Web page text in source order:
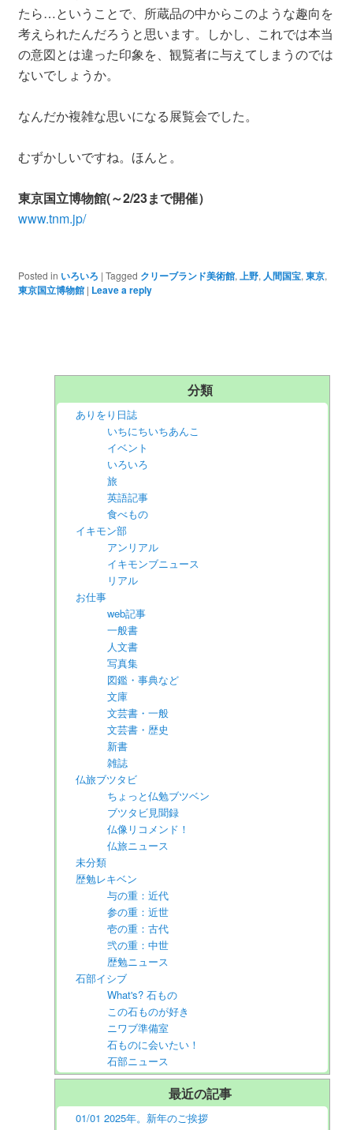
たら…ということで、所蔵品の中からこのような趣向を
考えられたんだろうと思います。しかし、これでは本当
の意図とは違った印象を、観覧者に与えてしまうのでは
ないでしょうか。
なんだか複雑な思いになる展覧会でした。
むずかしいですね。ほんと。
東京国立博物館(～2/23まで開催）
www.tnm.jp/
Posted in いろいろ | Tagged クリーブランド美術館,上野, 人間国宝,東京,
東京国立博物館 | Leave a reply
分類
ありをり日誌
いちにちいちあんこ
イベント
いろいろ
旅
英語記事
食べもの
イキモン部
アンリアル
イキモンブニュース
リアル
お仕事
web記事
一般書
人文書
写真集
図鑑・事典など
文庫
文芸書・一般
文芸書・歴史
新書
雑誌
仏旅ブツタビ
ちょっと仏勉ブツベン
ブツタビ見聞録
仏像リコメンド！
仏旅ニュース
未分類
歴勉レキベン
与の重：近代
参の重：近世
壱の重：古代
弐の重：中世
歴勉ニュース
石部イシブ
What's? 石もの
この石ものが好き
ニワブ準備室
石ものに会いたい！
石部ニュース
最近の記事
01/01 2025年。新年のご挨拶